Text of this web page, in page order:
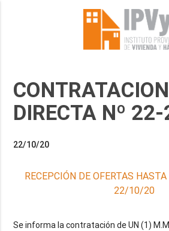
CONTRATACION
DIRECTA Nº
22/10/20
RECEPCIÓN DE OFERTAS
22/10/20
Se informa la contratación de UN (1)